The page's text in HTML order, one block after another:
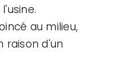
au milieu,
raison d'un